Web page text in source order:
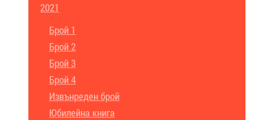
2021
Брой 1
Брой 2
Брой 3
Брой 4
Извънреден брой
Юбилейна книга